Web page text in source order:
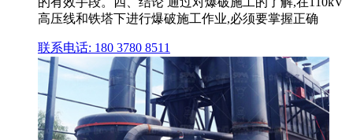
高压线和铁塔下进行爆破施工作业,必须要掌握正确
联系电话: 180 3780 8511